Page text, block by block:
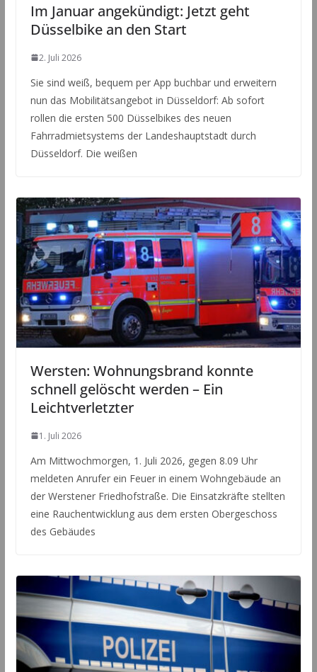
Im Januar angekündigt: Jetzt geht
Düsselbike an den Start
2. Juli 2026
Sie sind weiß, bequem per App buchbar und erweitern
nun das Mobilitätsangebot in Düsseldorf: Ab sofort
rollen die ersten 500 Düsselbikes des neuen
Fahrradmietsystems der Landeshauptstadt durch
Düsseldorf. Die weißen
Wersten: Wohnungsbrand konnte
schnell gelöscht werden – Ein
Leichtverletzter
1. Juli 2026
Am Mittwochmorgen, 1. Juli 2026, gegen 8.09 Uhr
meldeten Anrufer ein Feuer in einem Wohngebäude an
der Werstener Friedhofstraße. Die Einsatzkräfte stellten
eine Rauchentwicklung aus dem ersten Obergeschoss
des Gebäudes